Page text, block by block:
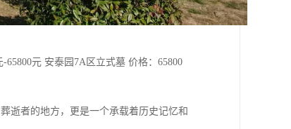
65800元 安泰园7A区立式墓 价格：65800
逝者的地方，更是一个承载着历史记忆和